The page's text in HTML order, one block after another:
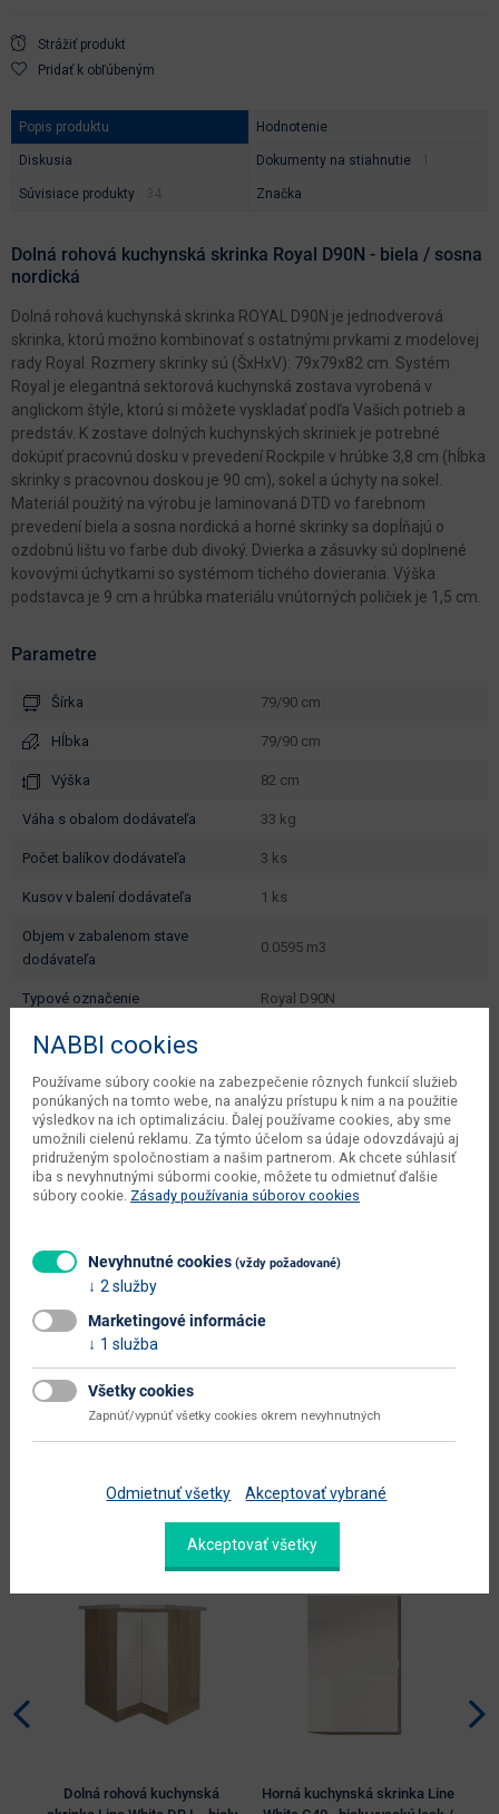
Strážiť produkt
Pridať k obľúbeným
Popis produktu Hodnotenie
Diskusia Dokumenty na stiahnutie
Súvisiace produkty Značka
Dolná rohová kuchynská skrinka Royal D90N - biela / sosna
nordická
Dolná rohová kuchynská skrinka ROYAL D90N je jednodverová
skrinka, ktorú možno kombinovať s ostatnými prvkami z modelovej
rady Royal. Rozmery skrinky sú (ŠxHxV): 79x79x82 cm. Systém
Royal je elegantná sektorová kuchynská zostava vyrobená v
anglickom štýle, ktorú si môžete vyskladať podľa Vašich potrieb a
predstáv. K zostave dolných kuchynských skriniek je potrebné
dokúpiť pracovnú dosku v prevedení Rockpile v hrúbke 3,8 cm (hĺbka
skrinky s pracovnou doskou je 90 cm), sokel a úchyty na sokel.
Materiál použitý na výrobu je laminovaná DTD vo farebnom
prevedení biela a sosna nordická a horné skrinky sa dopĺňajú o
ozdobnú lištu vo farbe dub divoký. Dvierka a zásuvky sú doplnené
kovovými úchytkami so systémom tichého dovierania. Výška
podstavca je 9 cm a hrúbka materiálu vnútorných poličiek je 1,5 cm.
Parametre
Šírka 79/90 cm
Hĺbka 79/90 cm
Výška 82 cm
váha s obalom dodávateľa 33 kg
počet balíkov dodávateľa 3 ks
kusov v balení dodávateľa 1 ks
objem v zabalenom stave
dodávateľa
0.0595 m3
typové označenie Royal D90N
šírka od - do (cm)
hĺbka od - do (cm) 79 - 90
dodáva sa v demonte
montáž vyžaduje zručnosť
údržba utierať navlhko
farba biela / sosna nordická
Dolná rohová kuchynská
Horná kuchynská skrinka Line
NABBI cookies
Používame súbory cookie na zabezpečenie rôznych funkcií služieb
ponúkaných na tomto webe, na analýzu prístupu k nim a na použitie
výsledkov na ich optimalizáciu. Ďalej používame cookies, aby sme
umožnili cielenú reklamu. Za týmto účelom sa údaje odovzdávajú aj
pridruženým spoločnostiam a našim partnerom. Ak chcete súhlasiť
iba s nevyhnutnými súbormi cookie, môžete tu odmietnuť ďalšie
súbory cookie. Zásady používania súborov cookies
Nevyhnutné cookies (vždy požadované)
2 služby
Marketingové informácie
1 služba
Všetky cookies
Zapnúť/vypnúť všetky cookies okrem nevyhnutných
Odmietnuť všetky Akceptovať vybrané
Akceptovať všetky